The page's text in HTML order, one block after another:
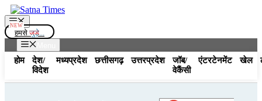
Skip
to
content
Menu
हमसे जुड़े...
होम
देश/
विदेश
मध्यप्रदेश छत्तीसगढ़ उत्तरप्रदेश
जॉब/
वेकैंसी
एंटरटेनमेंट खेल